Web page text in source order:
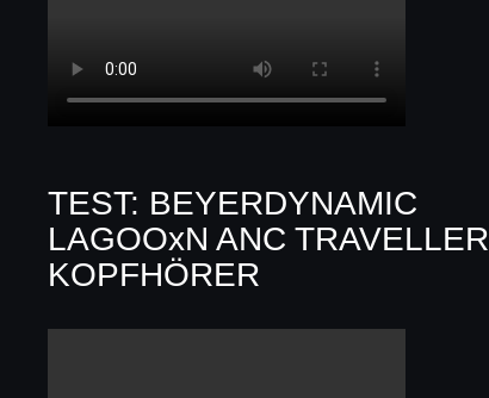
TEST: BEYERDYNAMIC
LAGOOxN ANC TRAVELLER
KOPFHÖRER